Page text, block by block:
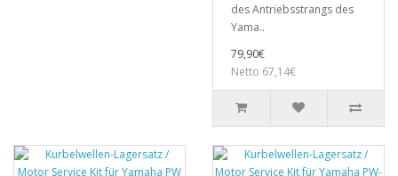
des Antriebsstrangs des
Yama..
79,90€
Netto 67,14€